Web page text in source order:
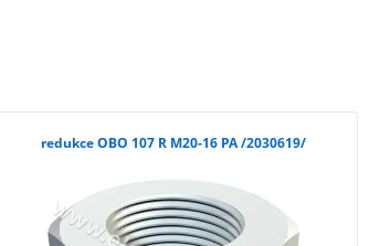
redukce OBO 107 R M20-16 PA /2030619/